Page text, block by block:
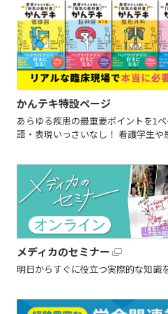
かんテキ特設ページ
あらゆる疾患の最重要ポイントを1
語・表現いっさいなし！ 看護学生や
メディカのセミナー
明日からすぐに役立つ実際的な知識